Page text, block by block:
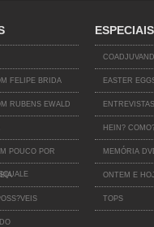
FELIPE BRIDA
RUBENS EWALD
POUCO POR
ESPECIAIS
EASTER
ENTREVISTAS
HEIN?
MEMÓRIA
ONTEM E
TOPS